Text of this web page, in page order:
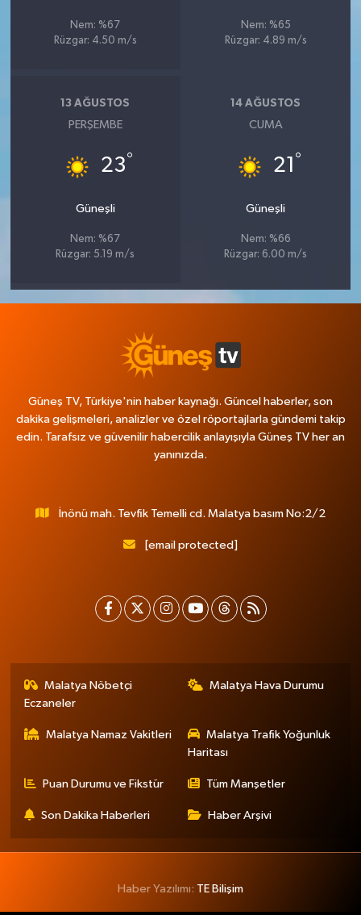
Nem: %67
Rüzgar: 4.50 m/s
Nem: %65
Rüzgar: 4.89 m/s
13 AĞUSTOS
PERŞEMBE
23°
Güneşli
Nem: %67
Rüzgar: 5.19 m/s
14 AĞUSTOS
CUMA
21 °
Güneşli
Nem: %66
Rüzgar: 6.00 m/s
Güneş TV, Türkiye'nin haber kaynağı. Güncel haberler, son
dakika gelişmeleri, analizler ve özel röportajlarla gündemi takip
edin. Tarafsız ve güvenilir habercilik anlayışıyla Güneş TV her an
yanınızda.
İnönü mah. Tevfik Temelli cd. Malatya basım No:2/2
[email protected]
Malatya Nöbetçi
Eczaneler
Malatya Hava Durumu
Malatya Namaz Vakitleri
Malatya Trafik Yoğunluk
Haritası
Puan Durumu ve Fikstür Tüm Manşetler
Son Dakika Haberleri Haber Arşivi
Haber Yazılımı: TE Bilişim